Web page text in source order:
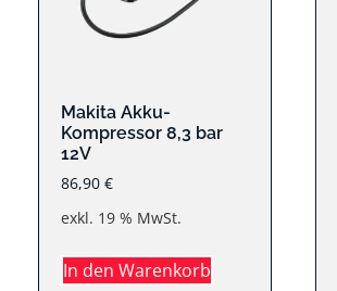
Makita Akku-
Kompressor 8,3 bar
12V
86,90€
exkl. 19 % MwSt.
In den Warenkorb